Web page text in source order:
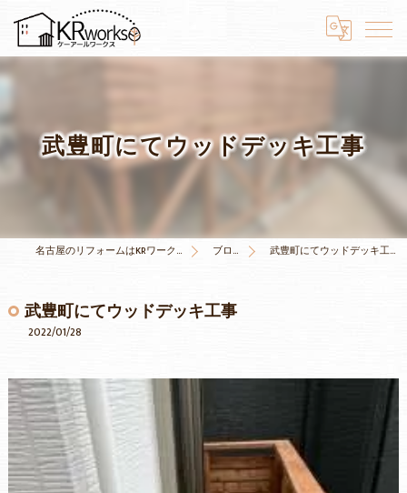
武豊町にてウッドデッキ工事
名古屋のリフォームはKRワークス ブログ 武豊町にてウッドデッキ工事
武豊町にてウッドデッキ工事
2022/01/28